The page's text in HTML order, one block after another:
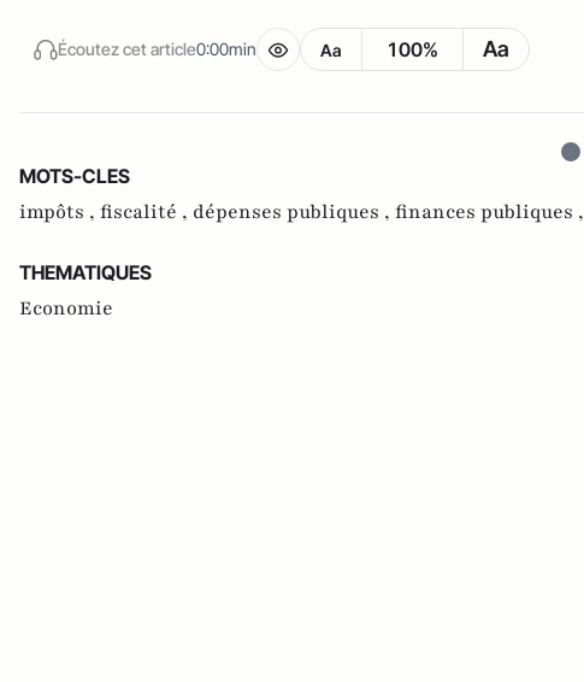
Écoutez cet article0:00min Aa 100% Aa
MOTS-CLES
impôts , fiscalité , dépenses publiques , finances publiques ,
THEMATIQUES
Economie